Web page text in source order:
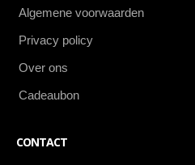
Algemene voorwaarden
Privacy policy
Over ons
Cadeaubon
CONTACT